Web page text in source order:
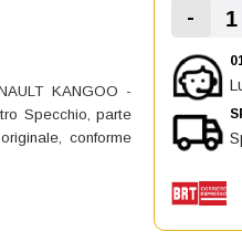
KANGOO -
Specchio, parte
conforme
-